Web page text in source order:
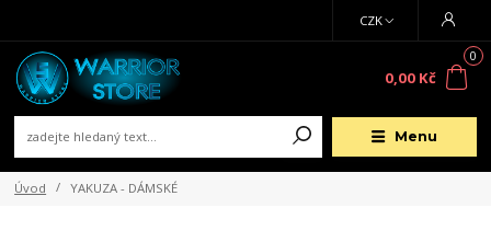
Menu
CZK
0
0,00 Kč
Úvod YAKUZA - DÁMSKÉ